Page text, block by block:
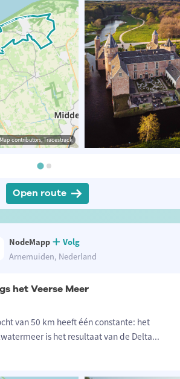
contributors, Tracestrack
Open route
NodeMapp
Volg
Arnemuiden, Nederland
het Veerse Meer
van 50 km heeft één constante: het
is het resultaat van de Delta...